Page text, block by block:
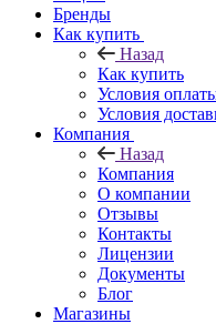
Бренды
Как купить
Назад
Как купить
Условия
Условия
Компания
Назад
Компания
О компании
Отзывы
Контакты
Лицензии
Документы
Блог
Магазины